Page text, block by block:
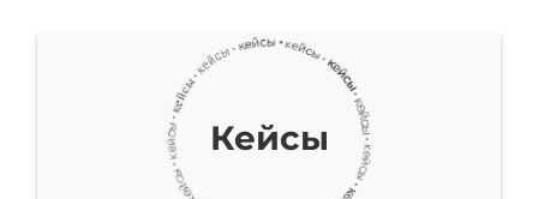
Кейсы